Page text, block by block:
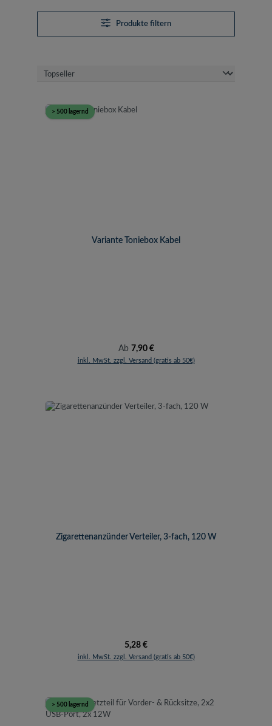
Produkte filtern
> 500 lagernd
Variante Toniebox Kabel
Regulärer Preis:
Ab 7,90 €
inkl. MwSt. zzgl. Versand (gratis ab 50€)
Zigarettenanzünder Verteiler, 3-fach, 120 W
Regulärer Preis:
5,28 €
inkl. MwSt. zzgl. Versand (gratis ab 50€)
> 500 lagernd